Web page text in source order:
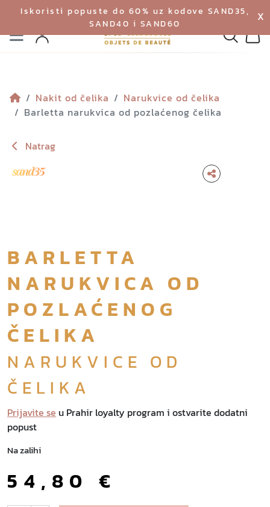
Iskoristi popuste do 60% uz kodove SAND35,
SAND40 i SAND60
X
Izbornik
Profil
Nakit od čelika
Narukvice od čelika
Barletta narukvica od pozlaćenog čelika
Natrag
BARLETTA
NARUKVICA OD
POZLAĆENOG
ČELIKA
NARUKVICE OD
ČELIKA
Prijavite se u Prahir loyalty program i ostvarite dodatni
popust
Na zalihi
54,80€